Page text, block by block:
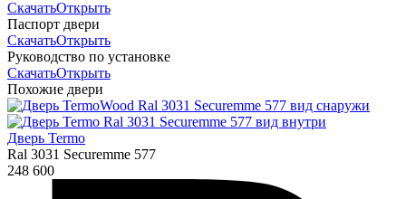
СкачатьОткрыть
Паспорт двери
СкачатьОткрыть
Руководство по установке
СкачатьОткрыть
Похожие двери
Дверь Termo
Ral 3031 Securemme 577
248 600